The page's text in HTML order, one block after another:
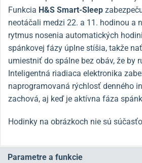
Funkcia H&S Smart-Sleep
neotáčali medzi 22. a 11. hodinou a
rytmus nosenia automatických
spánkovej fázy úplne stíšia, takže
umiestniť do spálne bez obáv, že by
Inteligentná riadiaca elektronika
naprogramovaná rýchlosť denného
zachová, aj keď je aktívna fáza
Hodinky na obrázkoch nie sú
Parametre a funkcie